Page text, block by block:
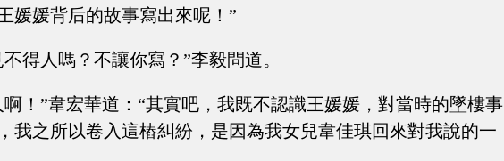
媛媛背后的故事寫出來呢！”
得人嗎？不讓你寫？”李毅問道。
！”韋宏華道：“其實吧，我既不認識王媛媛，對當時的墜樓事
我之所以卷入這樁糾紛，是因為我女兒韋佳琪回來對我說的一